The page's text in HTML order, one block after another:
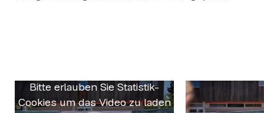
Bitte erlauben Sie Statistik-
Cookies um das Video zu laden